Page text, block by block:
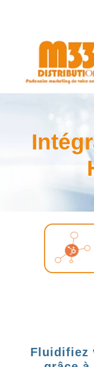
Fluidifiez